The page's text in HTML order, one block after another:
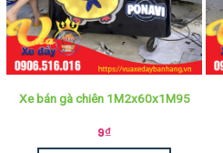
Xe bán gà chiên 1M2x60x1M95
9₫